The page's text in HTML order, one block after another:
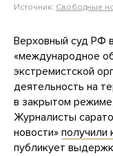
Источник: Свободные
Верховный суд РФ
«международное
экстремистской
деятельность на
в закрытом
Журналисты
новости» получили
публикует